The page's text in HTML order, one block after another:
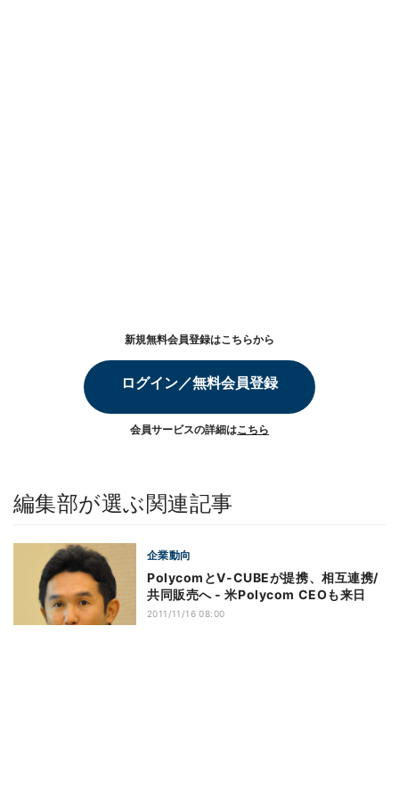
新規無料会員登録はこちらから
ログイン／無料会員登録
会員サービスの詳細はこちら
編集部が選ぶ関連記事
企業動向
PolycomとV-CUBEが提携、相互連携/
共同販売へ - 米Polycom CEOも来日
2011/11/16 08:00